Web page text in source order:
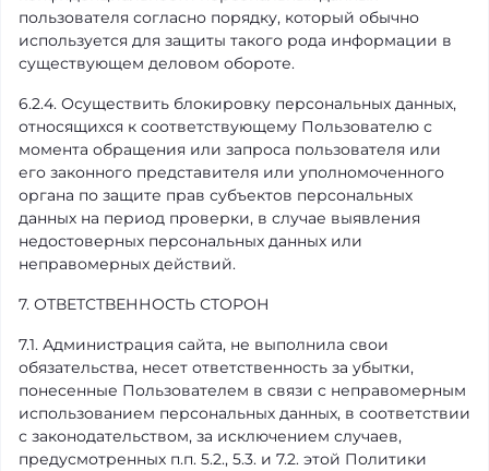
пользователя согласно порядку, который обычно
используется для защиты такого рода информации в
существующем деловом обороте.
6.2.4. Осуществить блокировку персональных данных,
относящихся к соответствующему Пользователю с
момента обращения или запроса пользователя или
его законного представителя или уполномоченного
органа по защите прав субъектов персональных
данных на период проверки, в случае выявления
недостоверных персональных данных или
неправомерных действий.
7. ОТВЕТСТВЕННОСТЬ СТОРОН
7.1. Администрация сайта, не выполнила свои
обязательства, несет ответственность за убытки,
понесенные Пользователем в связи с неправомерным
использованием персональных данных, в соответствии
с законодательством, за исключением случаев,
предусмотренных п.п. 5.2., 5.3. и 7.2. этой Политики